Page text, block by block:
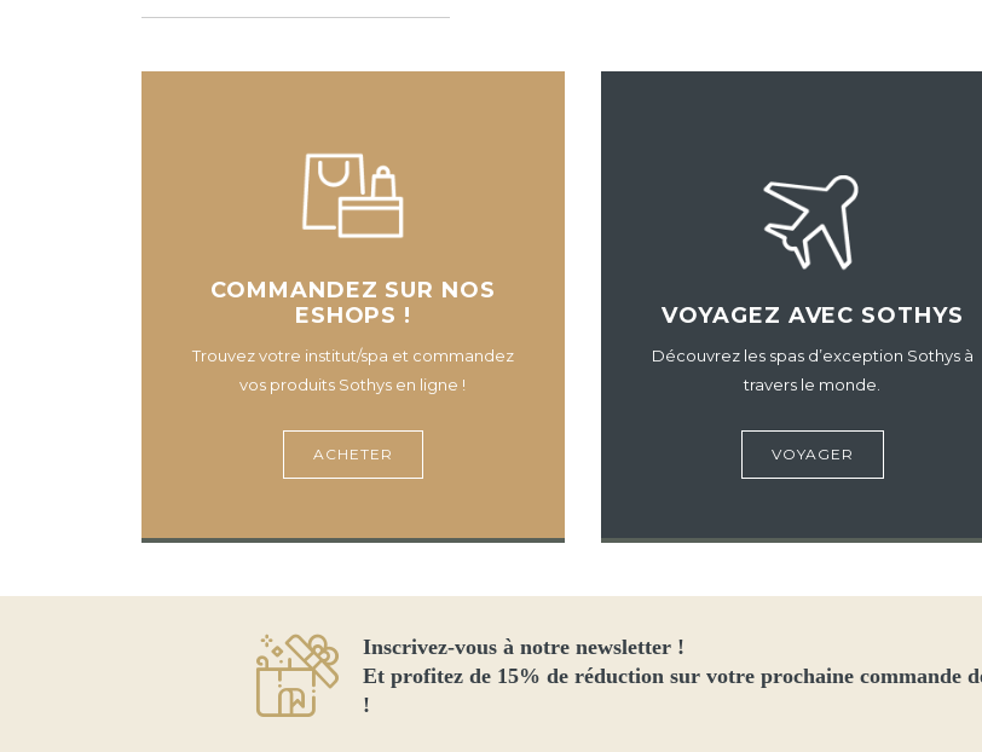
COMMANDEZ SUR NOS
ESHOPS !
Trouvez votre institut/spa et commandez
vos produits Sothys en ligne !
ACHETER
VOYAGEZ AVEC SOTHYS
Découvrez les spas d’exception Sothys à
travers le monde.
VOYAGER
Inscrivez-vous à notre newsletter !
Et profitez de 15% de réduction sur votre prochaine commande
!